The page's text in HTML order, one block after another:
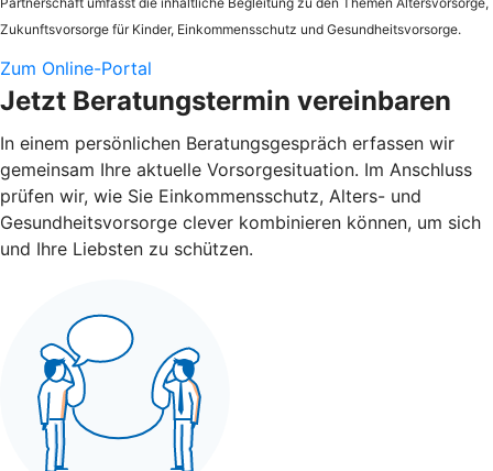
Zukunftsvorsorge für Kinder, Einkommensschutz und Gesundheitsvorsorge.
Zum Online-Portal
Jetzt Beratungstermin vereinbaren
In einem persönlichen Beratungsgespräch erfassen wir
gemeinsam Ihre aktuelle Vorsorgesituation. Im Anschluss
prüfen wir, wie Sie Einkommensschutz, Alters- und
Gesundheitsvorsorge clever kombinieren können, um sich
und Ihre Liebsten zu schützen.